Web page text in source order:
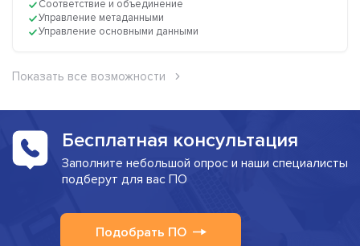
Соответствие и объединение
Управление метаданными
Управление основными данными
Показать все возможности
Бесплатная консультация
Заполните небольшой опрос и наши специалисты
подберут для вас ПО
Подобрать ПО